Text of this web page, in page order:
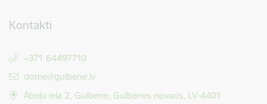
Kontakti
+371 64497710
E-pasts:
dome@gulbene.lv
Ābeļu iela 2, Gulbene, Gulbenes novads, LV-4401